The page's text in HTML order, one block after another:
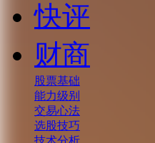
快评
财商
股票基础
能力级别
交易心法
选股技巧
技术分析